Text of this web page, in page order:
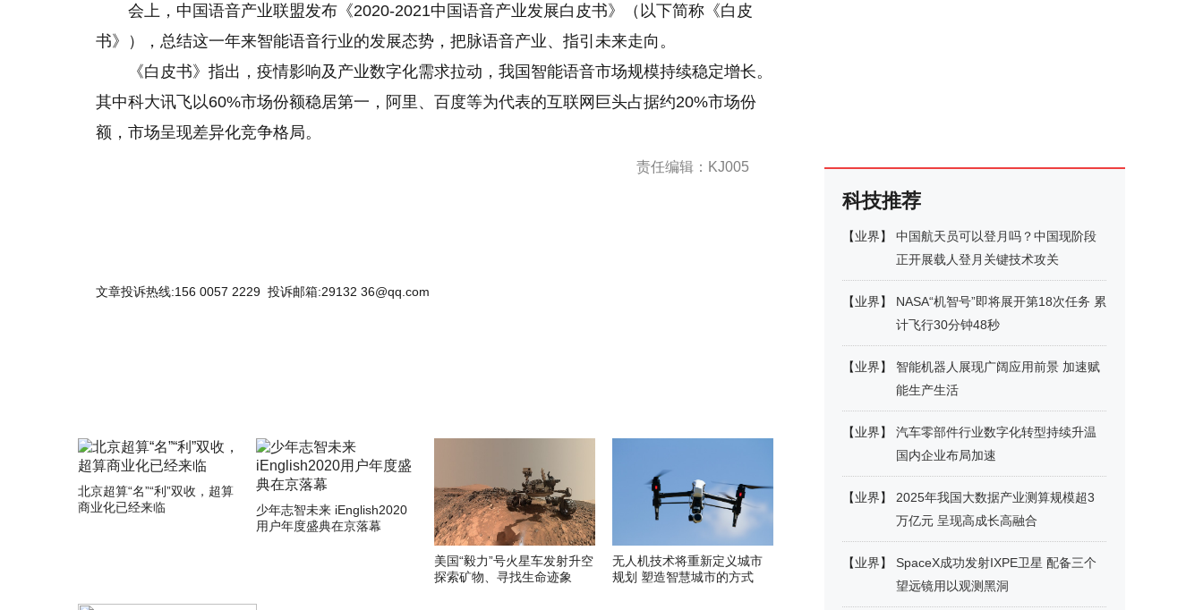
会上，中国语音产业联盟发布《2020-2021中国语音产业发展白皮书》（以下简称《白皮
书》），总结这一年来智能语音行业的发展态势，把脉语音产业、指引未来走向。
《白皮书》指出，疫情影响及产业数字化需求拉动，我国智能语音市场规模持续稳定增长。
其中科大讯飞以60%市场份额稳居第一，阿里、百度等为代表的互联网巨头占据约20%市场份
额，市场呈现差异化竞争格局。
责任编辑：KJ005
文章投诉热线:156 0057 2229 投诉邮箱:29132 36@qq.com
北京超算“名”“利”双收，超算
商业化已经来临
少年志智未来 iEnglish2020
用户年度盛典在京落幕
美国“毅力”号火星车发射升空
探索矿物、寻找生命迹象
无人机技术将重新定义城市
规划 塑造智慧城市的方式
科技推荐
【业界】
中国航天员可以登月吗？中国现阶段
正开展载人登月关键技术攻关
【业界】
NASA“机智号”即将展开第18次任务 累
计飞行30分钟48秒
【业界】
智能机器人展现广阔应用前景 加速赋
能生产生活
【业界】
汽车零部件行业数字化转型持续升温
国内企业布局加速
【业界】
2025年我国大数据产业测算规模超3
万亿元 呈现高成长高融合
【业界】
SpaceX成功发射IXPE卫星 配备三个
望远镜用以观测黑洞